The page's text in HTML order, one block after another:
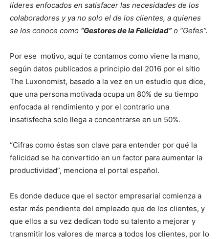
líderes enfocados en satisfacer las necesidades de los
colaboradores y ya no solo el de los clientes, a quienes
se los conoce como “Gestores de la Felicidad”o “Gefes”.
Por ese motivo, aquí te contamos como viene la mano,
según datos publicados a principio del 2016 por el sitio
The Luxonomist, basado a la vez en un estudio que dice,
que una persona motivada ocupa un 80% de su tiempo
enfocada al rendimiento y por el contrario una
insatisfecha solo llega a concentrarse en un 50%.
“Cifras como éstas son clave para entender por qué la
felicidad se ha convertido en un factor para aumentar la
productividad”, menciona el portal español.
Es donde deduce que el sector empresarial comienza a
estar más pendiente del empleado que de los clientes, y
que ellos a su vez dedican todo su talento a mejorar y
transmitir los valores de marca a todos los clientes, por lo